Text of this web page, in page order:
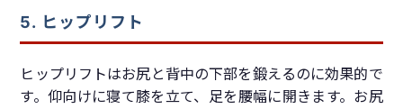
5. ヒップリフト
ヒップリフトはお尻と背中の下部を鍛えるのに効果的で
す。仰向けに寝て膝を立て、足を腰幅に開きます。お尻